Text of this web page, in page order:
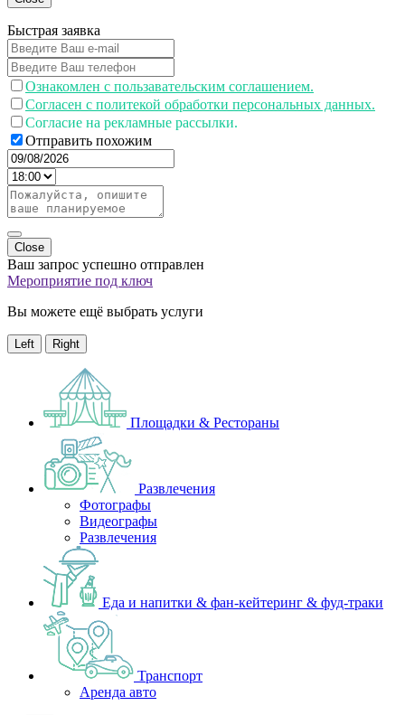
Быстрая заявка
Ознакомлен с пользавательским соглашением.
Согласен с политекой обработки персональных данных.
Согласие на рекламные рассылки.
Отправить похожим
Close
Ваш запрос успешно отправлен
Мероприятие под ключ
Вы можете ещё выбрать услуги
Left Right
Площадки & Рестораны
Развлечения
Фотографы
Видеографы
Развлечения
Еда и напитки & фан-кейтеринг & фуд-траки
Транспорт
Аренда авто